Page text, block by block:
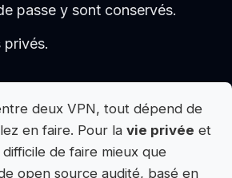
passe y sont conservés.
privés.
deux VPN, tout dépend de
en faire. Pour la vie privée et
de faire mieux que
open source audité, basé en